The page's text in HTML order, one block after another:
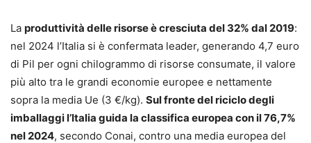
La produttività delle risorse è cresciuta del 32% dal 2019:
nel 2024 l’Italia si è confermata leader, generando 4,7 euro
di Pil per ogni chilogrammo di risorse consumate, il valore
più alto tra le grandi economie europee e nettamente
sopra la media Ue (3 €/kg). Sul fronte del riciclo degli
imballaggi l’Italia guida la classifica europea con il 76,7%
nel 2024, secondo Conai, contro una media europea del